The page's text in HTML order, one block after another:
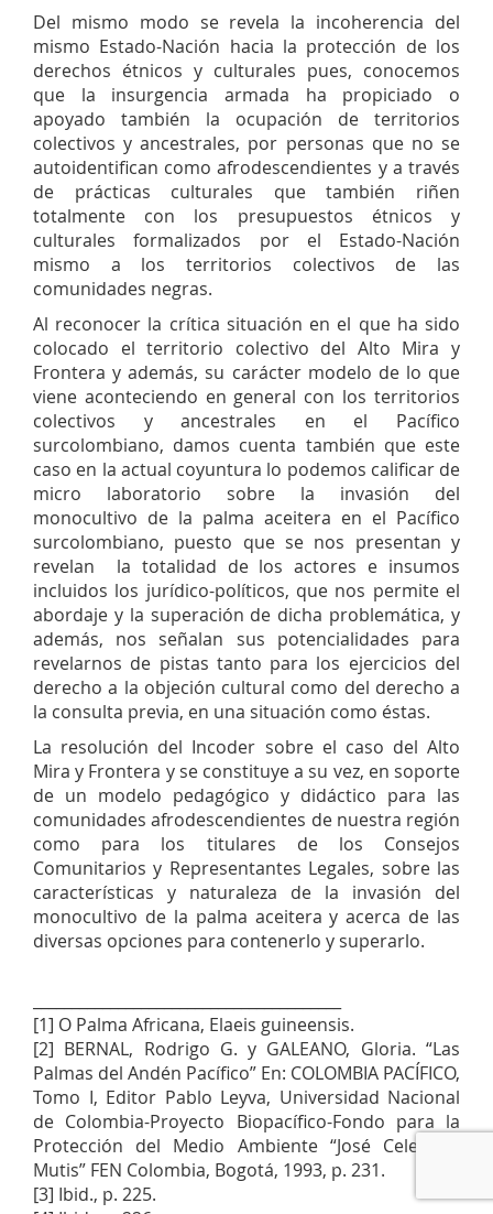
Del mismo modo se revela la incoherencia del
mismo Estado-Nación hacia la protección de los
derechos étnicos y culturales pues, conocemos
que la insurgencia armada ha propiciado o
apoyado también la ocupación de territorios
colectivos y ancestrales, por personas que no se
autoidentifican como afrodescendientes y a través
de prácticas culturales que también riñen
totalmente con los presupuestos étnicos y
culturales formalizados por el Estado-Nación
mismo a los territorios colectivos de las
comunidades negras.
Al reconocer la crítica situación en el que ha sido
colocado el territorio colectivo del Alto Mira y
Frontera y además, su carácter modelo de lo que
viene aconteciendo en general con los territorios
colectivos y ancestrales en el Pacífico
surcolombiano, damos cuenta también que este
caso en la actual coyuntura lo podemos calificar de
micro laboratorio sobre la invasión del
monocultivo de la palma aceitera en el Pacífico
surcolombiano, puesto que se nos presentan y
revelan la totalidad de los actores e insumos
incluidos los jurídico-políticos, que nos permite el
abordaje y la superación de dicha problemática, y
además, nos señalan sus potencialidades para
revelarnos de pistas tanto para los ejercicios del
derecho a la objeción cultural como del derecho a
la consulta previa, en una situación como éstas.
La resolución del Incoder sobre el caso del Alto
Mira y Frontera y se constituye a su vez, en soporte
de un modelo pedagógico y didáctico para las
comunidades afrodescendientes de nuestra región
como para los titulares de los Consejos
Comunitarios y Representantes Legales, sobre las
características y naturaleza de la invasión del
monocultivo de la palma aceitera y acerca de las
diversas opciones para contenerlo y superarlo.
[1] O Palma Africana, Elaeis guineensis.
[2] BERNAL, Rodrigo G. y GALEANO, Gloria. “Las
Palmas del Andén Pacífico” En: COLOMBIA PACÍFICO,
Tomo I, Editor Pablo Leyva, Universidad Nacional
de Colombia-Proyecto Biopacífico-Fondo para la
Protección del Medio Ambiente “José Celestino
Mutis” FEN Colombia, Bogotá, 1993, p. 231.
[3] Ibid., p. 225.